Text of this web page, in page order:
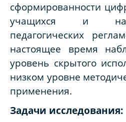
сформированности
учащихся и
педагогических
настоящее время
уровень скрытого
низком уровне
применения.
Задачи исследования: